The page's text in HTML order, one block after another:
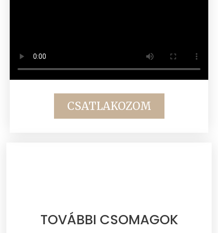
CSATLAKOZOM
TOVÁBBI CSOMAGOK